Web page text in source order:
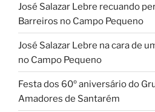
José Salazar Lebre recuando
Barreiros no Campo Pequeno
José Salazar Lebre na cara de
no Campo Pequeno
Festa dos 60º aniversário do
Amadores de Santarém